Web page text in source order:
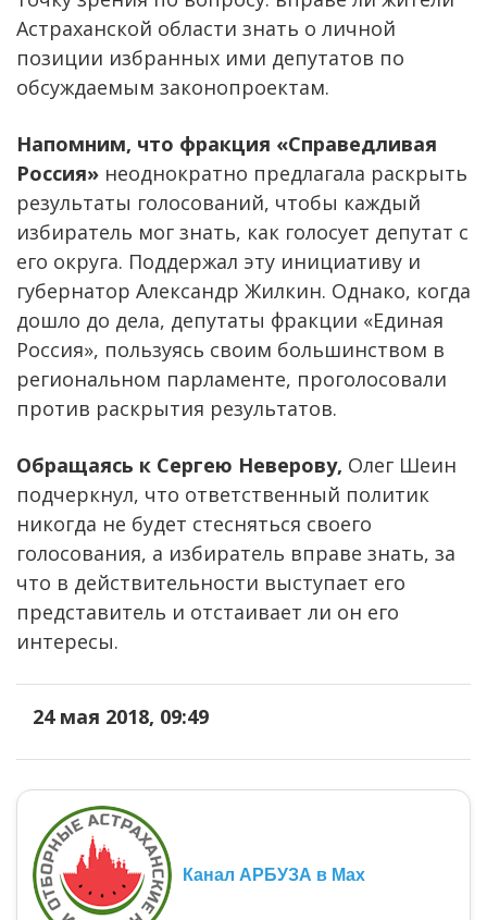
Астраханской области знать о личной
позиции избранных ими депутатов по
обсуждаемым законопроектам.
Напомним, что фракция «Справедливая
Россия» неоднократно предлагала раскрыть
результаты голосований, чтобы каждый
избиратель мог знать, как голосует депутат с
его округа. Поддержал эту инициативу и
губернатор Александр Жилкин. Однако, когда
дошло до дела, депутаты фракции «Единая
Россия», пользуясь своим большинством в
региональном парламенте, проголосовали
против раскрытия результатов.
Обращаясь к Сергею Неверову, Олег Шеин
подчеркнул, что ответственный политик
никогда не будет стесняться своего
голосования, а избиратель вправе знать, за
что в действительности выступает его
представитель и отстаивает ли он его
интересы.
24 мая 2018, 09:49
Канал АРБУЗА в Max